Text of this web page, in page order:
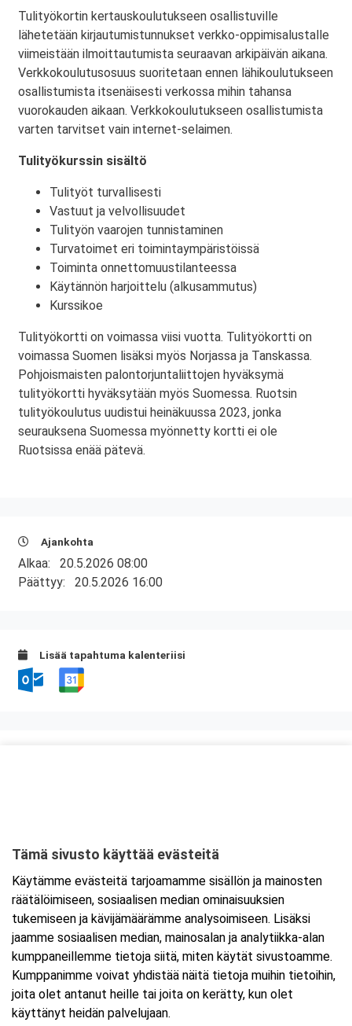
Tulityökortin kertauskoulutukseen osallistuville
lähetetään kirjautumistunnukset verkko-oppimisalustalle
viimeistään ilmoittautumista seuraavan arkipäivän aikana.
Verkkokoulutusosuus suoritetaan ennen lähikoulutukseen
osallistumista itsenäisesti verkossa mihin tahansa
vuorokauden aikaan. Verkkokoulutukseen osallistumista
varten tarvitset vain internet-selaimen.
Tulityökurssin sisältö
Tulityöt turvallisesti
Vastuut ja velvollisuudet
Tulityön vaarojen tunnistaminen
Turvatoimet eri toimintaympäristöissä
Toiminta onnettomuustilanteessa
Käytännön harjoittelu (alkusammutus)
Kurssikoe
Tulityökortti on voimassa viisi vuotta. Tulityökortti on
voimassa Suomen lisäksi myös Norjassa ja Tanskassa.
Pohjoismaisten palontorjuntaliittojen hyväksymä
tulityökortti hyväksytään myös Suomessa. Ruotsin
tulityökoulutus uudistui heinäkuussa 2023, jonka
seurauksena Suomessa myönnetty kortti ei ole
Ruotsissa enää pätevä.
Ajankohta
Alkaa: 20.5.2026 08:00
Päättyy: 20.5.2026 16:00
Lisää tapahtuma kalenteriisi
Tarkempi kartta ja ajo-ohjeet
Tämä sivusto käyttää evästeitä
Käytämme evästeitä tarjoamamme sisällön ja mainosten
räätälöimiseen, sosiaalisen median ominaisuuksien
tukemiseen ja kävijämäärämme analysoimiseen. Lisäksi
jaamme sosiaalisen median, mainosalan ja analytiikka-alan
kumppaneillemme tietoja siitä, miten käytät sivustoamme.
Kumppanimme voivat yhdistää näitä tietoja muihin tietoihin,
joita olet antanut heille tai joita on kerätty, kun olet
käyttänyt heidän palvelujaan.